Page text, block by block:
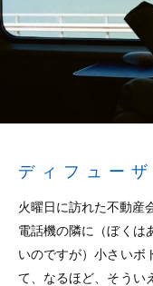
ディフュー
火曜日に訪れた不動産
電話機の隣に（ぼくは
いのですが）小さいボ
て、なるほど、そうい